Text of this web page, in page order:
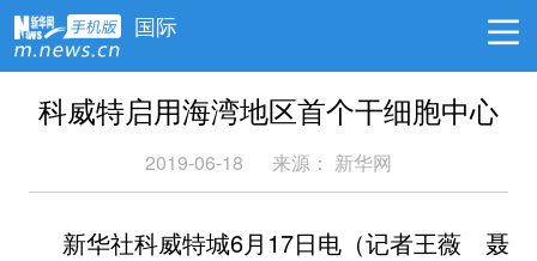
国际
科威特启用海湾地区首个干细胞中心
2019-06-18 来源： 新华网
新华社科威特城6月17日电（记者王薇 聂